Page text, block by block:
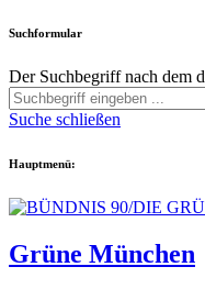
Suchformular
Der Suchbegriff nach dem
Suche schließen
Hauptmenü:
Grüne München